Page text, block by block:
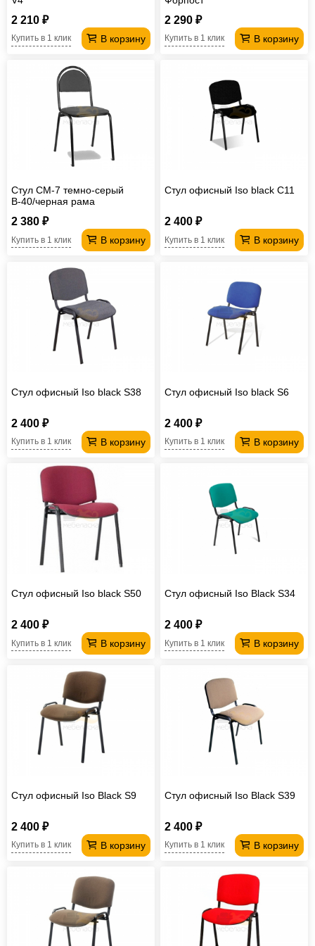
2 210 ₽
В корзину
Купить в 1 клик
2 290 ₽
В корзину
Купить в 1 клик
Стул СМ-7 темно-серый
В-40/черная рама
2 380 ₽
В корзину
Купить в 1 клик
Стул офисный Iso black C11
2 400 ₽
В корзину
Купить в 1 клик
Стул офисный Iso black S38
2 400 ₽
В корзину
Купить в 1 клик
Стул офисный Iso black S6
2 400 ₽
В корзину
Купить в 1 клик
Стул офисный Iso black S50
2 400 ₽
В корзину
Купить в 1 клик
Стул офисный Iso Black S34
2 400 ₽
В корзину
Купить в 1 клик
Стул офисный Iso Black S9
2 400 ₽
В корзину
Купить в 1 клик
Стул офисный Iso Black S39
2 400 ₽
В корзину
Купить в 1 клик